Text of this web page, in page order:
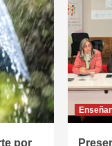
por